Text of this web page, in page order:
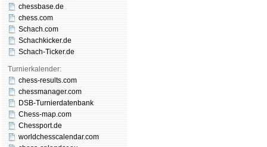
chessbase.de
chess.com
Schach.com
Schachkicker.de
Schach-Ticker.de
Turnierkalender:
chess-results.com
chessmanager.com
DSB-Turnierdatenbank
Chess-map.com
Chessport.de
worldchesscalendar.com